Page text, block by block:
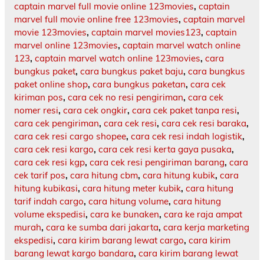
captain marvel full movie online 123movies, captain
marvel full movie online free 123movies, captain marvel
movie 123movies, captain marvel movies123, captain
marvel online 123movies, captain marvel watch online
123, captain marvel watch online 123movies, cara
bungkus paket, cara bungkus paket baju, cara bungkus
paket online shop, cara bungkus paketan, cara cek
kiriman pos, cara cek no resi pengiriman, cara cek
nomer resi, cara cek ongkir, cara cek paket tanpa resi,
cara cek pengiriman, cara cek resi, cara cek resi baraka,
cara cek resi cargo shopee, cara cek resi indah logistik,
cara cek resi kargo, cara cek resi kerta gaya pusaka,
cara cek resi kgp, cara cek resi pengiriman barang, cara
cek tarif pos, cara hitung cbm, cara hitung kubik, cara
hitung kubikasi, cara hitung meter kubik, cara hitung
tarif indah cargo, cara hitung volume, cara hitung
volume ekspedisi, cara ke bunaken, cara ke raja ampat
murah, cara ke sumba dari jakarta, cara kerja marketing
ekspedisi, cara kirim barang lewat cargo, cara kirim
barang lewat kargo bandara, cara kirim barang lewat